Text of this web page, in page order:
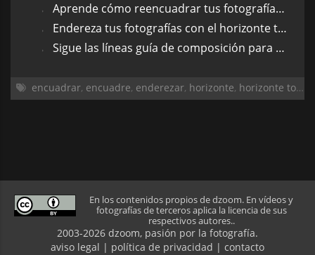
Aprende cómo reencuadrar tus fotografías en el procesado
Endereza tus fotografías con el horizonte torcido
Sigue las líneas guía de composición para encuadrar como un profesional
encuadrar, encuadre, enderezar, horizonte, horizonte torcido
En los contenidos propios de dzoom. En vídeos y
fotografías de terceros aplica la licencia de sus
respectivos autores..
2003-2026 dzoom, pasión por la fotografía.
aviso legal | política de privacidad | contacto